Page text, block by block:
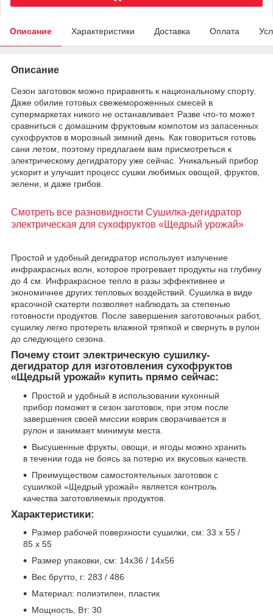
Описание Характеристики Доставка Оплата
Описание
Сезон заготовок можно приравнять к национальному спорту.
Даже обилие готовых свежемороженных смесей в
супермаркетах никого не останавливает. Разве что-то может
сравниться с домашним фруктовым компотом из запасенных
сухофруктов в морозный зимний день. Как говориться готовь
сани летом, поэтому предлагаем вам присмотреться к
электрическому дегидратору уже сейчас. Уникальный прибор
ускорит и улучшит процесс сушки любимых овощей, фруктов,
зелени, и даже грибов.
Смотреть все разновидности Сушилка-дегидратор
электрическая для сухофруктов «Щедрый урожай»
Простой и удобный дегидратор использует излучение
инфракрасных волн, которое прогревает продукты на глубину
до 4 см. Инфракрасное тепло в разы эффективнее и
экономичнее других тепловых воздействий. Сушилка в виде
красочной скатерти позволяет наблюдать за степенью
готовности продуктов. После завершения заготовочных работ,
сушилку легко протереть влажной тряпкой и свернуть в рулон
до следующего сезона.
Почему стоит электрическую сушилку-
дегидратор для изготовления сухофруктов
«Щедрый урожай» купить прямо сейчас:
Простой и удобный в использовании кухонный
прибор поможет в сезон заготовок, при этом после
завершения своей миссии коврик сворачивается в
рулон и занимает минимум места.
Высушенные фрукты, овощи, и ягоды можно хранить
в течении года не боясь за потерю их вкусовых качеств.
Преимуществом самостоятельных заготовок с
сушилкой «Щедрый урожай» является контроль
качества заготовляемых продуктов.
Характеристики:
Размер рабочей поверхности сушилки, см: 33 х 55 /
85 х 55
Размер упаковки, см: 14х36 / 14х56
Вес брутто, г: 283 / 486
Материал: полиэтилен, пластик
Мощность, Вт: 30